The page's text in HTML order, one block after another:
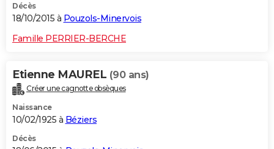
Décès
18/10/2015 à Pouzols-Minervois
Famille PERRIER-BERCHE
Etienne MAUREL (90 ans)
Créer une cagnotte obsèques
Naissance
10/02/1925 à Béziers
Décès